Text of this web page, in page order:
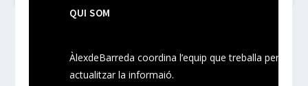
QUI SOM
ÀlexdeBarreda coordina l’equip que treballa per
actualitzar la informaió.